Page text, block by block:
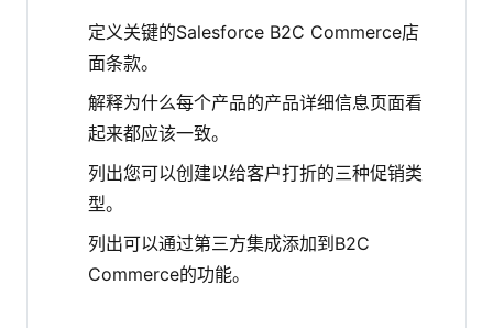
定义关键的Salesforce B2C Commerce店
面条款。
解释为什么每个产品的产品详细信息页面看
起来都应该一致。
列出您可以创建以给客户打折的三种促销类
型。
列出可以通过第三方集成添加到B2C
Commerce的功能。